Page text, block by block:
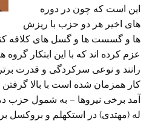
این است که چون در دوره
های اخیر هر دو حزب با ریزش
ها و گسست ها و گسل های کلافه
عزم کرده اند که با این ابتکار
رانند و نوعی سرکردگی و قدرت برتر
کار همزمان شده است با بالا
آمد برخی نیروها – به شمول حزب
له (مهتدی) در استکهلم و بروکسل